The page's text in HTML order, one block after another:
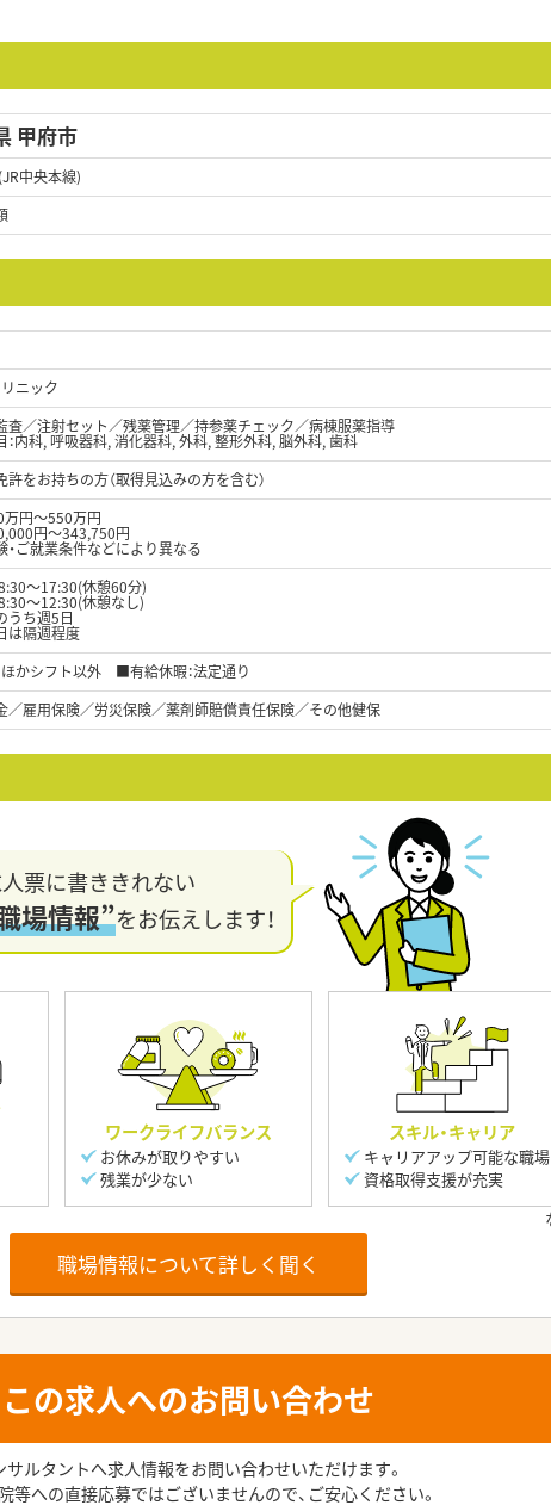
甲府市
中央本線)
ニック
査／注射セット／残薬管理／持参薬チェック／病棟服薬指導
：内科, 呼吸器科, 消化器科, 外科, 整形外科, 脳外科, 歯科
許をお持ちの方（取得見込みの方を含む）
円～550万円
円～343,750円
ご就業条件などにより異なる
～17:30(休憩60分)
～12:30(休憩なし)
うち週5日
は隔週程度
ほかシフト以外 ■有給休暇：法定通り
／雇用保険／労災保険／薬剤師賠償責任保険／その他健保
票に書ききれない
場情報”をお伝えします！
ワークライフバランス
お休みが取りやすい
残業が少ない
スキル・キャリア
キャリアアップ可能な職場
資格取得支援が充実
職場情報について詳しく聞く
この求人へのお問い合わせ
サルタントへ求人情報をお問い合わせいただけます。
等への直接応募ではございませんので、ご安心ください。